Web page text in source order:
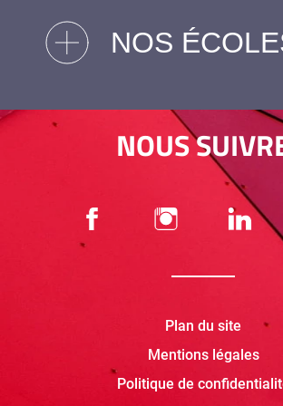
NOS
NOUS
Plan du site
Mentions légales
Politique de